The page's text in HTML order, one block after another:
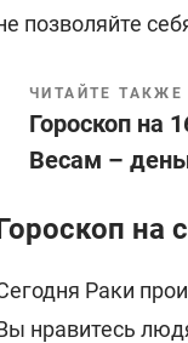
позволяйте
ЧИТАЙТЕ ТАКЖЕ
Гороскоп на
Весам –
на
Раки
нравитесь